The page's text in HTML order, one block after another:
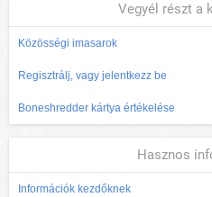
Vegyél részt a
Közösségi imasarok
Regisztrálj, vagy jelentkezz be
Boneshredder kártya értékelése
Hasznos
Információk kezdőknek